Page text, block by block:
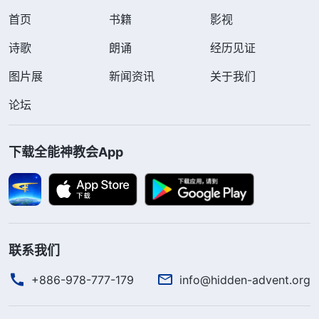
首页 书籍
影视
诗歌
朗诵
经历见证
图片展
新闻资讯
关于我们
论坛
下载全能神教会App
联系我们
+886-978-777-179 info@hidden-advent.org